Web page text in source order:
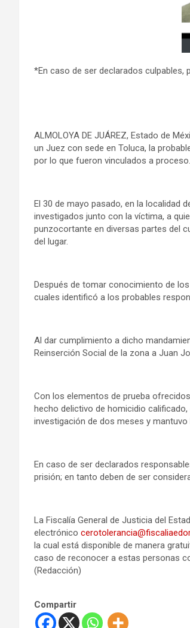
*En caso de ser declarados culpables,
ALMOLOYA DE JUÁREZ, Estado de
un Juez con sede en Toluca, la
por lo que fueron vinculados a proceso.
El 30 de mayo pasado, en la localidad
investigados junto con la víctima, a
punzocortante en diversas partes del
del lugar.
Después de tomar conocimiento de
cuales identificó a los probables
Al dar cumplimiento a dicho
Reinserción Social de la zona a Juan
Con los elementos de prueba
hecho delictivo de homicidio
investigación de dos meses y
En caso de ser declarados
prisión; en tanto deben de ser
La Fiscalía General de Justicia del
electrónico
la cual está disponible de manera
caso de reconocer a estas personas
(Redacción)
Compartir